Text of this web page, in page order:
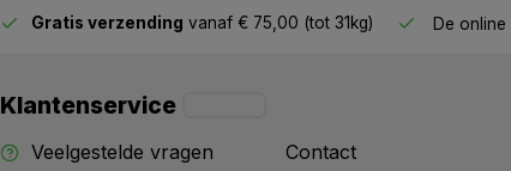
Gratis verzending vanaf € 75,00 (tot 31kg) De online
Klantenservice
Veelgestelde vragen
Contact